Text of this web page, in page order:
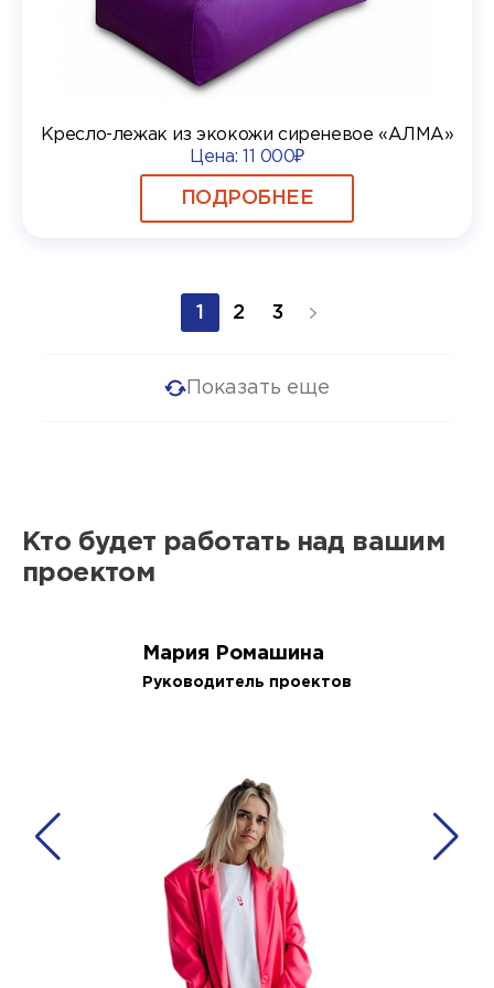
Кресло-лежак из экокожи сиреневое «АЛМА»
Цена:
11 000₽
ПОДРОБНЕЕ
1 2 3
Показать еще
Кто будет работать над вашим
проектом
Мария Ромашина
Руководитель проектов